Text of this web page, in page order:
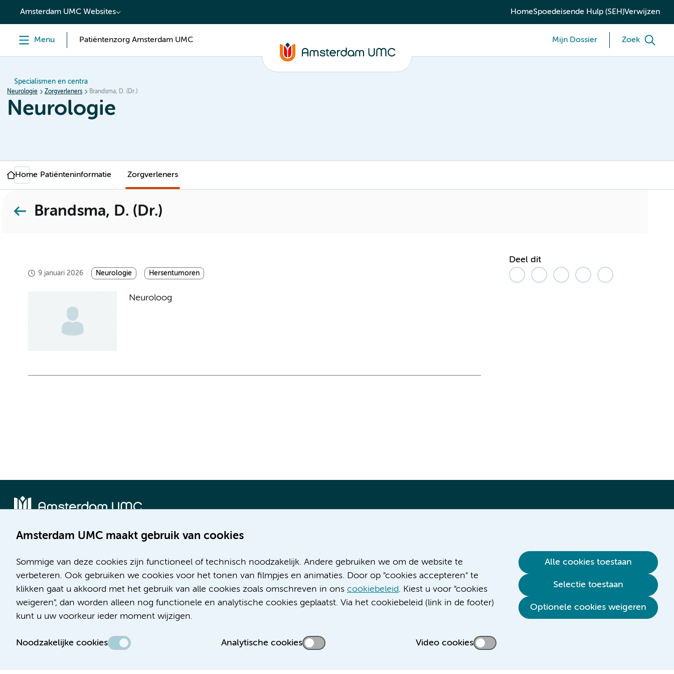
content
Amsterdam UMC Websites HomeSpoedeisende Hulp (SEH)Verwijzen
Menu Patiëntenzorg Amsterdam UMC Mijn Dossier Zoek
Specialismen en centra
Neurologie Zorgverleners Brandsma, D. (Dr.)
Neurologie
Home Patiënteninformatie Zorgverleners
Brandsma, D. (Dr.)
9 januari 2026 Neurologie Hersentumoren
Neuroloog
Deel dit
Amsterdam UMC maakt gebruik van cookies
Sommige van deze cookies zijn functioneel of technisch noodzakelijk. Andere gebruiken we om de website te
verbeteren. Ook gebruiken we cookies voor het tonen van filmpjes en animaties. Door op "cookies accepteren" te
klikken gaat u akkoord met het gebruik van alle cookies zoals omschreven in ons cookiebeleid. Kiest u voor "cookies
weigeren", dan worden alleen nog functionele en analytische cookies geplaatst. Via het cookiebeleid (link in de footer)
kunt u uw voorkeur ieder moment wijzigen.
Noodzakelijke cookies Analytische cookies Video cookies
Alle cookies toestaan
Selectie toestaan
Optionele cookies weigeren
Meibergdreef 9
1105 AZ Amsterdam
Telefoon:
(020) 566 9111
Route en parkeren
De Boelelaan 1117
1081 HV Amsterdam
(020) 444 4444
Route en parkeren
Werken bij Amsterdam UMC
Over Amsterdam UMC
Nieuws
Research